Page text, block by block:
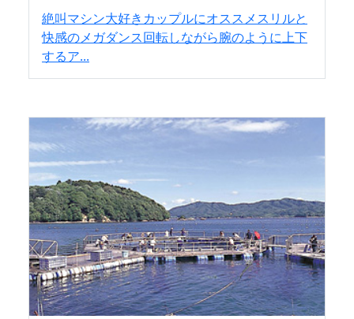
絶叫マシン大好きカップルにオススメスリルと
快感のメガダンス回転しながら腕のように上下
するア...